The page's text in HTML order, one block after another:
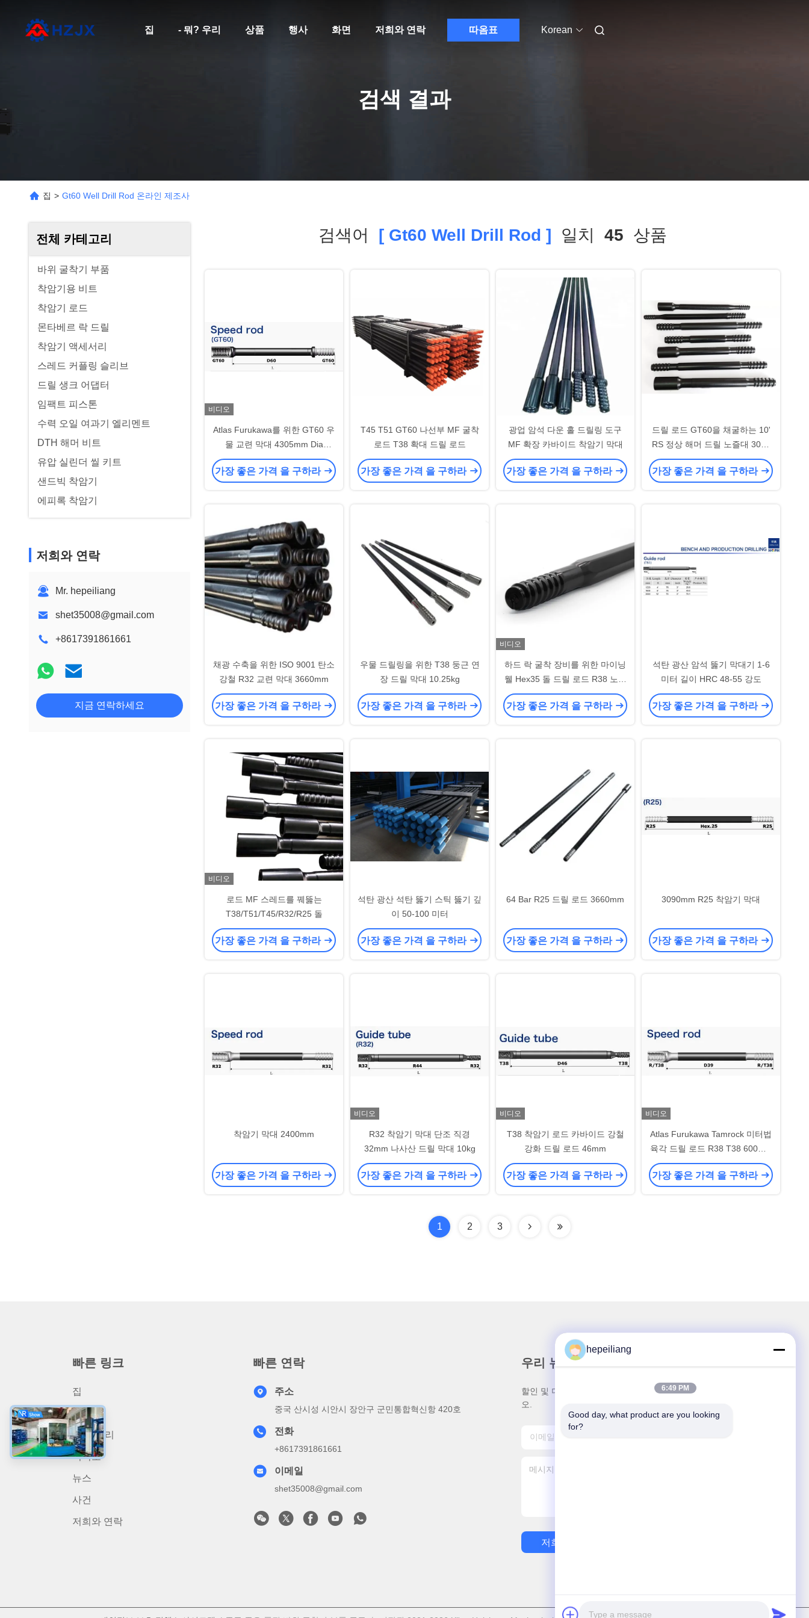
집 - 뭐? 우리 상품 행사 화면 저희와 연락 따옴표 Korean
검색 결과
집 > Gt60 Well Drill Rod 온라인 제조사
전체 카테고리
바위 굴착기 부품
착암기용 비트
착암기 로드
몬타베르 락 드릴
착암기 액세서리
스레드 커플링 슬리브
드릴 생크 어댑터
임팩트 피스톤
수력 오일 여과기 엘리멘트
DTH 해머 비트
유압 실린더 씰 키트
샌드빅 착암기
에피록 착암기
저희와 연락
Mr. hepeiliang
shet35008@gmail.com
+8617391861661
지금 연락하세요
검색어 [ Gt60 Well Drill Rod ] 일치 45 상품
비디오
Atlas Furukawa를 위한 GT60 우
물 교련 막대 4305mm Dia
60mm MF 막대 76kg
가장 좋은 가격 을 구하라
T45 T51 GT60 나선부 MF 굴착
로드 T38 확대 드릴 로드
가장 좋은 가격 을 구하라
광업 암석 다운 홀 드릴링 도구
MF 확장 카바이드 착암기 막대
가장 좋은 가격 을 구하라
드릴 로드 GT60을 채굴하는 10'
RS 정상 해머 드릴 노즐대 3050
밀리미터 착암기
가장 좋은 가격 을 구하라
채광 수축을 위한 ISO 9001 탄소
강철 R32 교련 막대 3660mm
가장 좋은 가격 을 구하라
우물 드릴링을 위한 T38 둥근 연
장 드릴 막대 10.25kg
가장 좋은 가격 을 구하라
비디오
하드 락 굴착 장비를 위한 마이닝
웰 Hex35 돌 드릴 로드 R38 노즐
대
가장 좋은 가격 을 구하라
석탄 광산 암석 뚫기 막대기 1-6
미터 길이 HRC 48-55 강도
가장 좋은 가격 을 구하라
비디오
로드 MF 스레드를 꿰뚫는
T38/T51/T45/R32/R25 돌
가장 좋은 가격 을 구하라
석탄 광산 석탄 뚫기 스틱 뚫기 깊
이 50-100 미터
가장 좋은 가격 을 구하라
64 Bar R25 드릴 로드 3660mm
가장 좋은 가격 을 구하라
3090mm R25 착암기 막대
가장 좋은 가격 을 구하라
착암기 막대 2400mm
가장 좋은 가격 을 구하라
비디오
R32 착암기 막대 단조 직경
32mm 나사산 드릴 막대 10kg
가장 좋은 가격 을 구하라
비디오
T38 착암기 로드 카바이드 강철
강화 드릴 로드 46mm
가장 좋은 가격 을 구하라
비디오
Atlas Furukawa Tamrock 미터법
육각 드릴 로드 R38 T38 600mm
OEM
가장 좋은 가격 을 구하라
1 2 3
빠른 링크
집
상품
- 뭐? 우리
비디오
뉴스
사건
저희와 연락
빠른 연락
주소
중국 산시성 시안시 장안구 군민통합혁신항 420호
전화
+8617391861661
이메일
shet35008@gmail.com
우리 뉴스레터
할인 및 더 많은 정보를 얻기 위해 뉴스레터에 가입하십시
오.
저희와 연락
hepeiliang
6:49 PM
Good day, what product are you looking
for?